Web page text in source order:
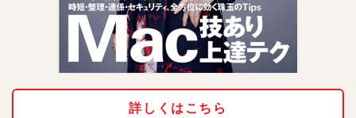
詳しくはこちら